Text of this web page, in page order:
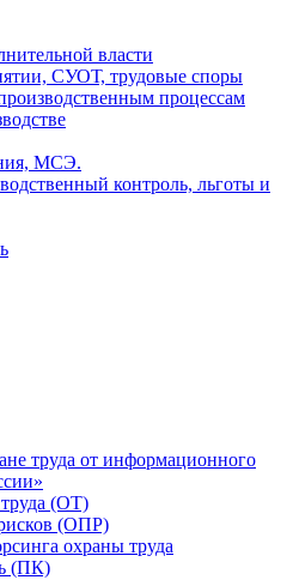
власти
СУОТ, трудовые споры
процессам
МСЭ.
контроль, льготы и
труда от информационного
(ОТ)
(ОПР)
охраны труда
(ПК)